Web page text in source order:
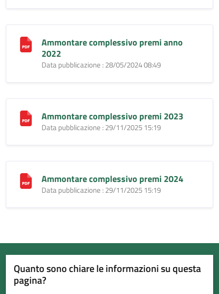
Ammontare complessivo premi anno
2022
Data pubblicazione : 28/05/2024 08:49
Ammontare complessivo premi 2023
Data pubblicazione : 29/11/2025 15:19
Ammontare complessivo premi 2024
Data pubblicazione : 29/11/2025 15:19
Quanto sono chiare le informazioni su questa
pagina?